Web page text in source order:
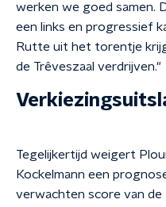
werken we goed samen.
een links en progressief
Rutte uit het torentje
de Trêveszaal verdrijven."
Tegelijkertijd weigert
Kockelmann een
verwachten score van de